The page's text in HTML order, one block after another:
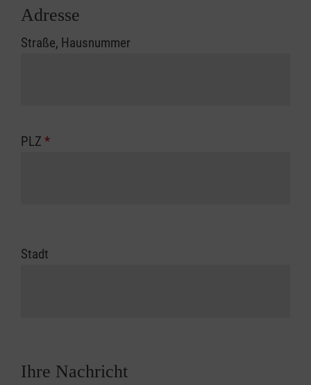
Adresse
Straße, Hausnummer
PLZ *
Stadt
Ihre Nachricht